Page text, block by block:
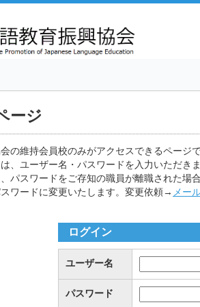
ージ
の維持会員校のみがアクセスできるページ
、ユーザー名・パスワードを入力いただ
パスワードをご存知の職員が離職された場
ワードに変更いたします。変更依頼→ メー
ログイン
ユーザー名
パスワード